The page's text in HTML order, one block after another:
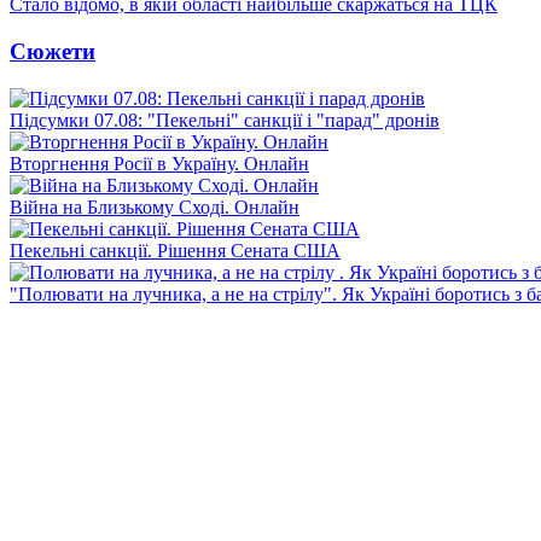
Стало відомо, в якій області найбільше скаржаться на ТЦК
Сюжети
Підсумки 07.08: "Пекельні" санкції і "парад" дронів
Вторгнення Росії в Україну. Онлайн
Війна на Близькому Сході. Онлайн
Пекельні санкції. Рішення Сената США
"Полювати на лучника, а не на стрілу". Як Україні боротись з